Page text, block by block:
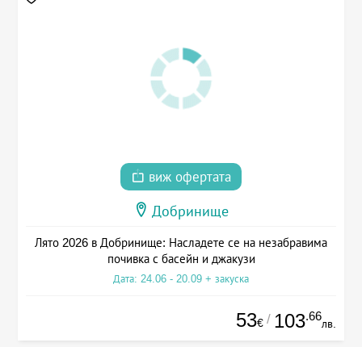
виж офертата
Добринище
Лято 2026 в Добринище: Насладете се на незабравима
почивка с басейн и джакузи
Дата: 24.06 - 20.09 + закуска
53€ / 103.66
лв.